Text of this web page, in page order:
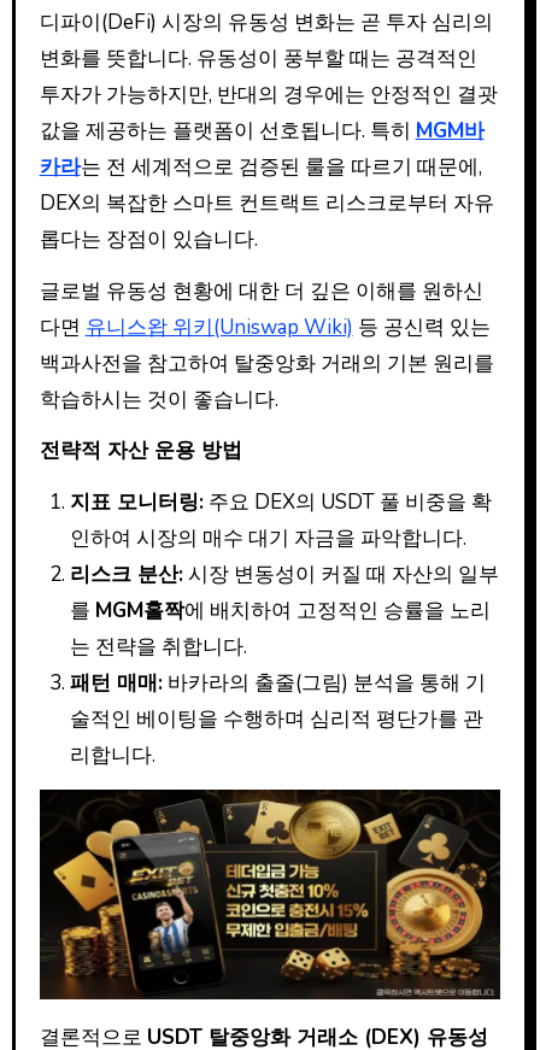
디파이(DeFi) 시장의 유동성 변화는 곧 투자 심리의
변화를 뜻합니다. 유동성이 풍부할 때는 공격적인
투자가 가능하지만, 반대의 경우에는 안정적인 결괏
값을 제공하는 플랫폼이 선호됩니다. 특히 MGM바
카라는 전 세계적으로 검증된 룰을 따르기 때문에,
DEX의 복잡한 스마트 컨트랙트 리스크로부터 자유
롭다는 장점이 있습니다.
글로벌 유동성 현황에 대한 더 깊은 이해를 원하신
다면 유니스왑 위키(Uniswap Wiki) 등 공신력 있는
백과사전을 참고하여 탈중앙화 거래의 기본 원리를
학습하시는 것이 좋습니다.
전략적 자산 운용 방법
지표 모니터링: 주요 DEX의 USDT 풀 비중을 확
인하여 시장의 매수 대기 자금을 파악합니다.
리스크 분산:시장 변동성이 커질 때 자산의 일부
를 MGM홀짝에 배치하여 고정적인 승률을 노리
는 전략을 취합니다.
패턴 매매: 바카라의 출줄(그림) 분석을 통해 기
술적인 베이팅을 수행하며 심리적 평단가를 관
리합니다.
결론적으로 USDT 탈중앙화 거래소 (DEX) 유동성